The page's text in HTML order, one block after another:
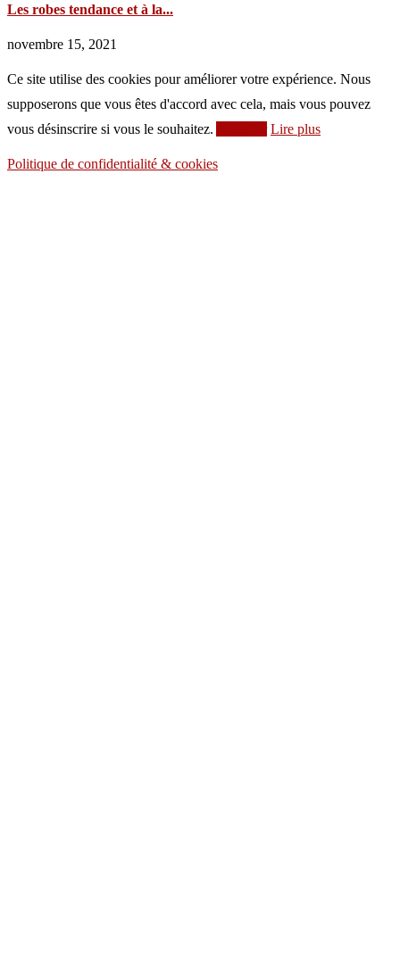
Les robes tendance et à la...
novembre 15, 2021
Ce site utilise des cookies pour améliorer votre expérience. Nous
supposerons que vous êtes d'accord avec cela, mais vous pouvez
vous désinscrire si vous le souhaitez.
Lire plus
Politique de confidentialité & cookies